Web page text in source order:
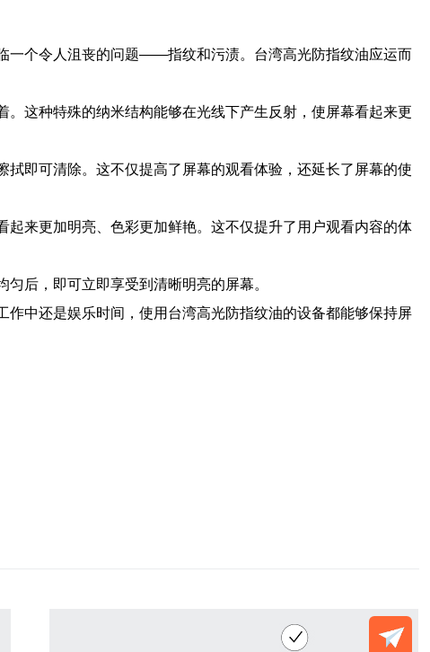
一个令人沮丧的问题——指纹和污渍。台湾高光防指纹油应运而
这种特殊的纳米结构能够在光线下产生反射，使屏幕看起来更
即可清除。这不仅提高了屏幕的观看体验，还延长了屏幕的使
来更加明亮、色彩更加鲜艳。这不仅提升了用户观看内容的体
后，即可立即享受到清晰明亮的屏幕。
中还是娱乐时间，使用台湾高光防指纹油的设备都能够保持屏